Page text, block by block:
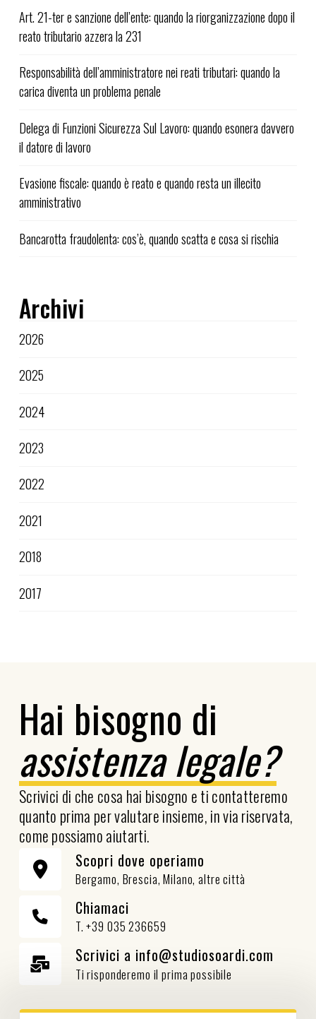
Art. 21-ter e sanzione dell’ente: quando la riorganizzazione dopo il
reato tributario azzera la 231
Responsabilità dell’amministratore nei reati tributari: quando la
carica diventa un problema penale
Delega di Funzioni Sicurezza Sul Lavoro: quando esonera davvero
il datore di lavoro
Evasione fiscale: quando è reato e quando resta un illecito
amministrativo
Bancarotta fraudolenta: cos’è, quando scatta e cosa si rischia
Archivi
2026
2025
2024
2023
2022
2021
2018
2017
Hai bisogno di
assistenza legale?
Scrivici di che cosa hai bisogno e ti contatteremo
quanto prima per valutare insieme, in via riservata,
come possiamo aiutarti.
Scopri dove operiamo
Bergamo, Brescia, Milano, altre città
Chiamaci
T. +39 035 236659
Scrivici a info@studiosoardi.com
Ti risponderemo il prima possibile